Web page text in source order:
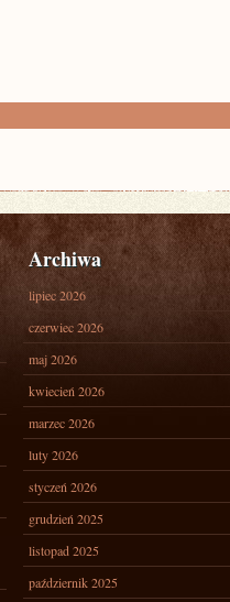
Archiwa
lipiec 2026
czerwiec 2026
maj 2026
kwiecień 2026
marzec 2026
luty 2026
styczeń 2026
grudzień 2025
listopad 2025
październik 2025